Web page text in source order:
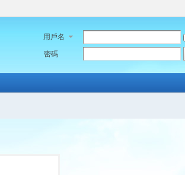
用戶名
密碼